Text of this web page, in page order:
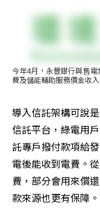
今年4月，永豐銀行與售
費及儲能輔助服務價金收
導入信託架構可說
信託平台，綠電用
託專戶撥付款項給
電後能收到電費。
費，部分會用來償
款來源也更有保障。